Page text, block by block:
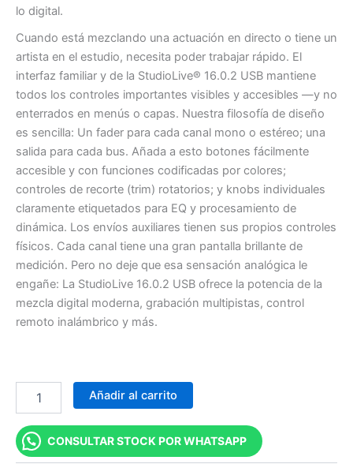
lo digital.
Cuando está mezclando una actuación en directo o tiene un
artista en el estudio, necesita poder trabajar rápido. El
interfaz familiar y de la StudioLive® 16.0.2 USB mantiene
todos los controles importantes visibles y accesibles —y no
enterrados en menús o capas. Nuestra filosofía de diseño
es sencilla: Un fader para cada canal mono o estéreo; una
salida para cada bus. Añada a esto botones fácilmente
accesible y con funciones codificadas por colores;
controles de recorte (trim) rotatorios; y knobs individuales
claramente etiquetados para EQ y procesamiento de
dinámica. Los envíos auxiliares tienen sus propios controles
físicos. Cada canal tiene una gran pantalla brillante de
medición. Pero no deje que esa sensación analógica le
engañe: La StudioLive 16.0.2 USB ofrece la potencia de la
mezcla digital moderna, grabación multipistas, control
remoto inalámbrico y más.
Añadir al carrito
CONSULTAR STOCK POR WHATSAPP